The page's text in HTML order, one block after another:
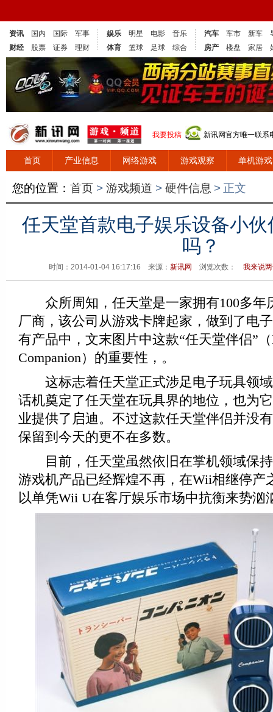
资讯 国内 国际
军事
财经
股票 证券 理财
娱乐 明星 电影
音乐
体育
篮球 足球 综合
汽车 车市 新车
房产
楼盘 家居
我要投稿 新讯网官方唯一联
首页 产业信息 网络游戏 游戏观察 单机游戏
您的位置： 首页 > 游戏频道 > 硬件信息 > 正文
任天堂首款电子娱乐设备小
吗？
时间：2014-01-04 16:17:16 来源： 新讯网 浏览次数： 我来说
众所周知，任天堂是一家拥有100多年
厂商，该公司从游戏卡牌起家，做到了电
有产品中，文末图片中这款“任天堂伴侣”（
Companion）的重要性，。
这标志着任天堂正式涉足电子玩具领域
话机奠定了任天堂在玩具界的地位，也为
业提供了启迪。不过这款任天堂伴侣并没
保留到今天的更不在多数。
目前，任天堂虽然依旧在掌机领域保持
游戏机产品已经辉煌不再，在Wii相继停产
以单凭Wii U在客厅娱乐市场中抗衡来势汹